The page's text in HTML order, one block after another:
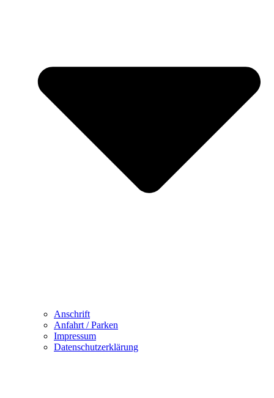
Anschrift
Anfahrt / Parken
Impressum
Datenschutzerklärung